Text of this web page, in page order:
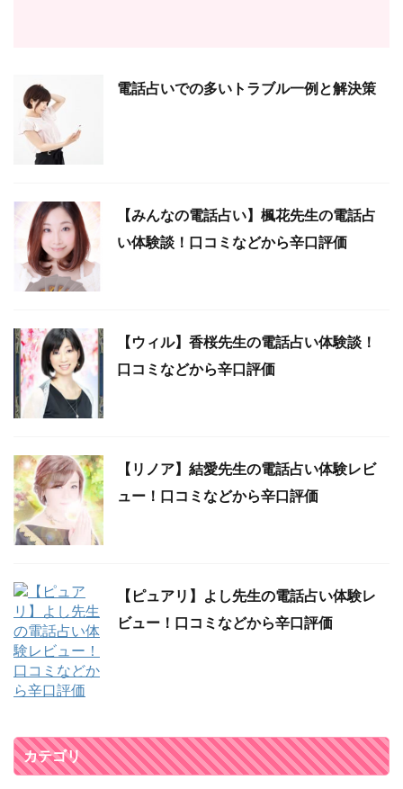
電話占いでの多いトラブル一例と解決策
【みんなの電話占い】楓花先生の電話占
い体験談！口コミなどから辛口評価
【ウィル】香桜先生の電話占い体験談！
口コミなどから辛口評価
【リノア】結愛先生の電話占い体験レビ
ュー！口コミなどから辛口評価
【ピュアリ】よし先生の電話占い体験レ
ビュー！口コミなどから辛口評価
カテゴリ